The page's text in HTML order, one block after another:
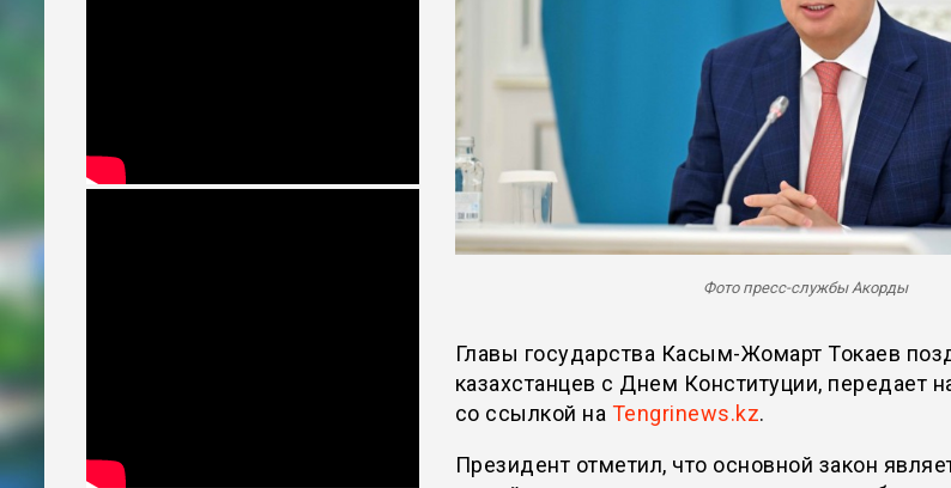
Фото пресс-службы Акорды
Главы государства Касым-Жомарт Токаев
казахстанцев с Днем Конституции, передает
со ссылкой на Tengrinews.kz.
Президент отметил, что основной закон